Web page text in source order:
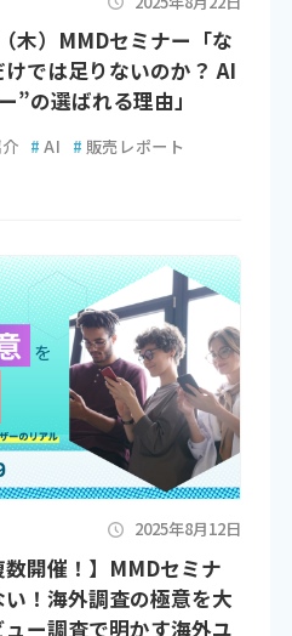
）MMDセミナー「な
では足りないのか？ AI
”の選ばれる理由」
# AI # 販売レポート
2025年8月12日
開催！】MMDセミナ
！海外調査の極意を大
ー調査で明かす海外ユ